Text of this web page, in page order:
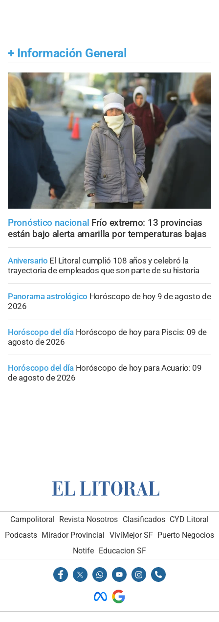
+ Información General
Pronóstico nacional Frío extremo: 13 provincias
están bajo alerta amarilla por temperaturas bajas
Aniversario El Litoral cumplió 108 años y celebró la
trayectoria de empleados que son parte de su historia
Panorama astrológico Horóscopo de hoy 9 de agosto de
2026
Horóscopo del día Horóscopo de hoy para Piscis: 09 de
agosto de 2026
Horóscopo del día Horóscopo de hoy para Acuario: 09
de agosto de 2026
Campolitoral Revista Nosotros Clasificados CYD Litoral
Podcasts Mirador Provincial VivíMejor SF Puerto Negocios
Notife Educacion SF